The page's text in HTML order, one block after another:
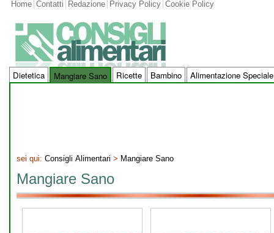
Home Contatti Redazione Privacy Policy Cookie Policy
Dietetica Mangiare Sano Ricette Bambino Alimentazione Speciale
sei qui: Consigli Alimentari > Mangiare Sano
Mangiare Sano